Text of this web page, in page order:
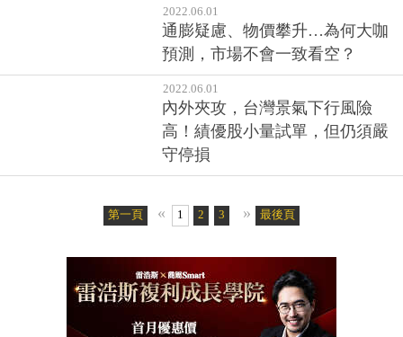
2022.06.01
通膨疑慮、物價攀升…為何大咖
預測，市場不會一致看空？
2022.06.01
內外夾攻，台灣景氣下行風險
高！績優股小量試單，但仍須嚴
守停損
第一頁 « 1 2 3 4» 最後頁